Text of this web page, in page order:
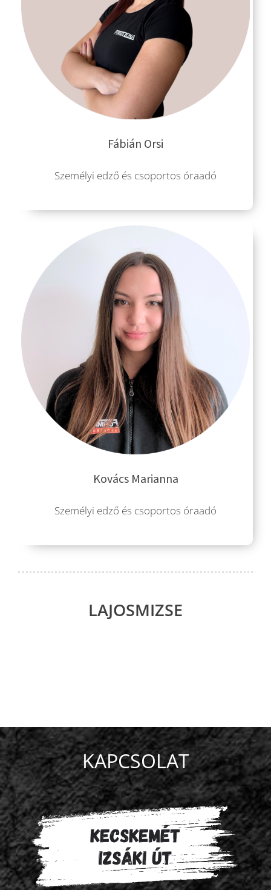
Fábián Orsi
Személyi edző és csoportos óraadó
Kovács Marianna
Személyi edző és csoportos óraadó
LAJOSMIZSE
KAPCSOLAT